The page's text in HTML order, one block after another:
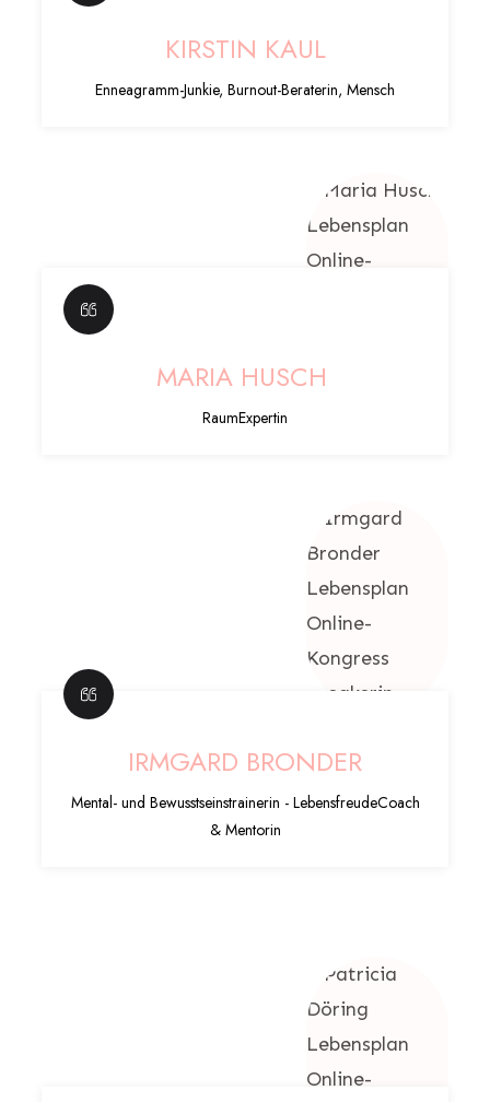
KIRSTIN KAUL
Enneagramm-Junkie, Burnout-Beraterin, Mensch
MARIA HUSCH
RaumExpertin
IRMGARD BRONDER
Mental- und Bewusstseinstrainerin - LebensfreudeCoach
& Mentorin